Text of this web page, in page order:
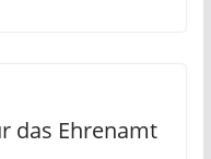
das Ehrenamt